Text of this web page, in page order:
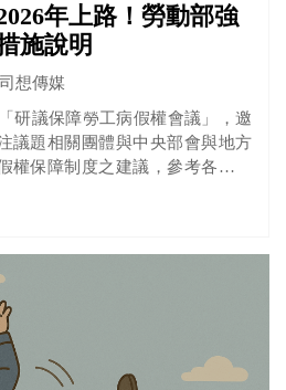
年上路！勞動部強
施說明
想傳媒
研議保障勞工病假權會議」，邀
議題相關團體與中央部會與地方
權保障制度之建議，參考各界提
障勞工請病假的權益：